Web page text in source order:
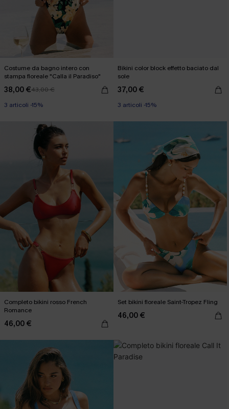
Costume da bagno intero con
stampa floreale "Calla il Paradiso"
38,00 €43,00 €
3 articoli -15%
Bikini color block effetto baciato dal
sole
37,00 €
3 articoli -15%
Completo bikini rosso French
Romance
46,00 €
Set bikini floreale Saint-Tropez Fling
46,00 €